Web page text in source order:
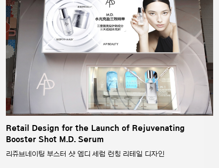
Retail Design for the Launch of Rejuvenating
Booster Shot M.D. Serum
리쥬브네이팅 부스터 샷 엠디 세럼 런칭 리테일 디자인